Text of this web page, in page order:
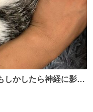
しかしたら神経に影響
にくいのもあるかも
きが弱いのかもなぁ